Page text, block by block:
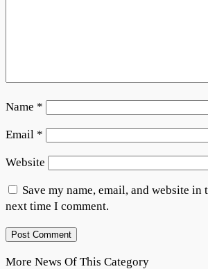
Name *
Email *
Website
Save my name, email, and website
next time I comment.
More News Of This Category